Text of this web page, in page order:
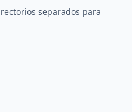
separados para